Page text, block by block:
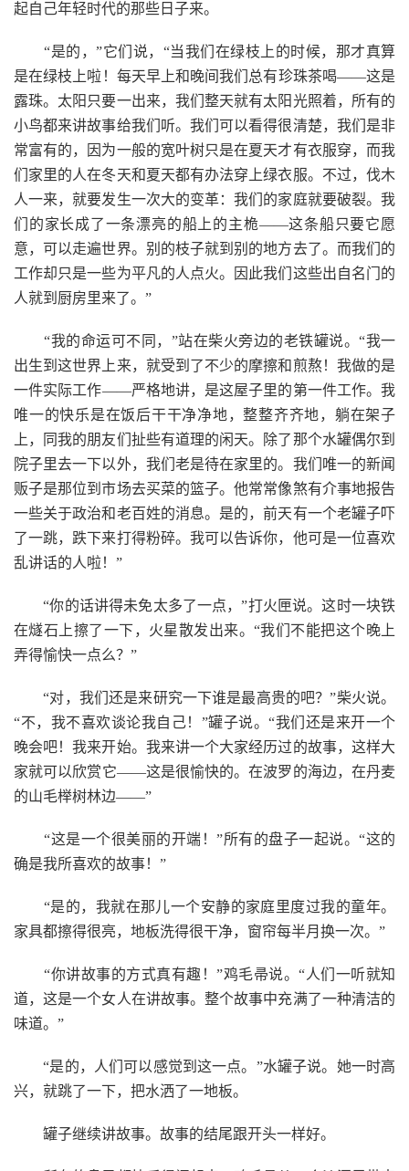
起自己年轻时代的那些日子来。
“是的，”它们说，“当我们在绿枝上的时候，那才真算
是在绿枝上啦！每天早上和晚间我们总有珍珠茶喝——这是
露珠。太阳只要一出来，我们整天就有太阳光照着，所有的
小鸟都来讲故事给我们听。我们可以看得很清楚，我们是非
常富有的，因为一般的宽叶树只是在夏天才有衣服穿，而我
们家里的人在冬天和夏天都有办法穿上绿衣服。不过，伐木
人一来，就要发生一次大的变革：我们的家庭就要破裂。我
们的家长成了一条漂亮的船上的主桅——这条船只要它愿
意，可以走遍世界。别的枝子就到别的地方去了。而我们的
工作却只是一些为平凡的人点火。因此我们这些出自名门的
人就到厨房里来了。”
“我的命运可不同，”站在柴火旁边的老铁罐说。“我一
出生到这世界上来，就受到了不少的摩擦和煎熬！我做的是
一件实际工作——严格地讲，是这屋子里的第一件工作。我
唯一的快乐是在饭后干干净净地，整整齐齐地，躺在架子
上，同我的朋友们扯些有道理的闲天。除了那个水罐偶尔到
院子里去一下以外，我们老是待在家里的。我们唯一的新闻
贩子是那位到市场去买菜的篮子。他常常像煞有介事地报告
一些关于政治和老百姓的消息。是的，前天有一个老罐子吓
了一跳，跌下来打得粉碎。我可以告诉你，他可是一位喜欢
乱讲话的人啦！”
“你的话讲得未免太多了一点，”打火匣说。这时一块铁
在燧石上擦了一下，火星散发出来。“我们不能把这个晚上
弄得愉快一点么？”
“对，我们还是来研究一下谁是最高贵的吧？”柴火说。
“不，我不喜欢谈论我自己！”罐子说。“我们还是来开一个
晚会吧！我来开始。我来讲一个大家经历过的故事，这样大
家就可以欣赏它——这是很愉快的。在波罗的海边，在丹麦
的山毛榉树林边——”
“这是一个很美丽的开端！”所有的盘子一起说。“这的
确是我所喜欢的故事！”
“是的，我就在那儿一个安静的家庭里度过我的童年。
家具都擦得很亮，地板洗得很干净，窗帘每半月换一次。”
“你讲故事的方式真有趣！”鸡毛帚说。“人们一听就知
道，这是一个女人在讲故事。整个故事中充满了一种清洁的
味道。”
“是的，人们可以感觉到这一点。”水罐子说。她一时高
兴，就跳了一下，把水洒了一地板。
罐子继续讲故事。故事的结尾跟开头一样好。